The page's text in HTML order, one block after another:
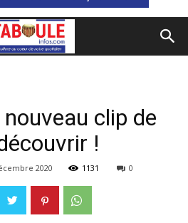
nouveau clip de
!
2020 1131 0